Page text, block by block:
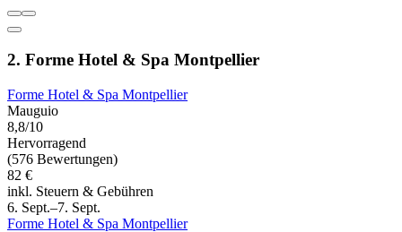
2. Forme Hotel & Spa Montpellier
Forme Hotel & Spa Montpellier
Mauguio
8,8/10
Hervorragend
(576 Bewertungen)
82 €
inkl. Steuern & Gebühren
6. Sept.–7. Sept.
Forme Hotel & Spa Montpellier